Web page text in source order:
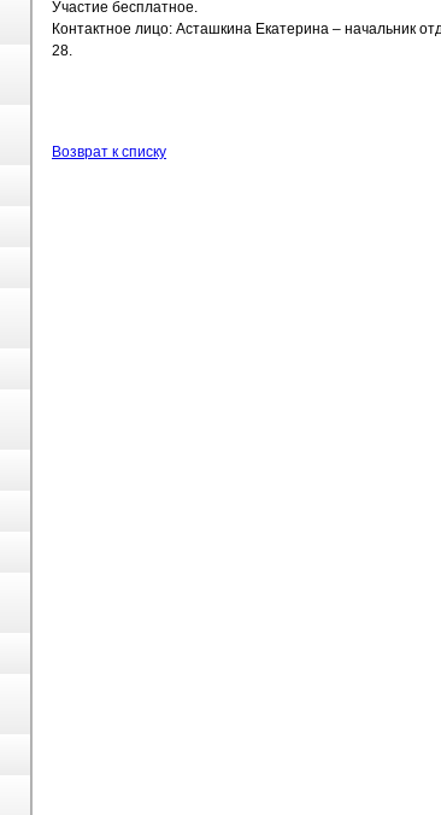
Участие бесплатное.
Контактное лицо: Асташкина Екатерина – начальник
28.
Возврат к списку